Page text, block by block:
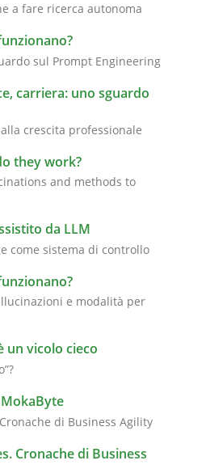
a fare ricerca autonoma
sul Prompt Engineering
carriera: uno sguardo
crescita professionale
they work?
and methods to
da LLM
come sistema di controllo
e modalità per
un vicolo cieco
di Business Agility
Cronache di Business